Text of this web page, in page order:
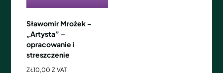
Sławomir Mrożek –
„Artysta” –
opracowanie i
streszczenie
ZŁ10,00 Z VAT